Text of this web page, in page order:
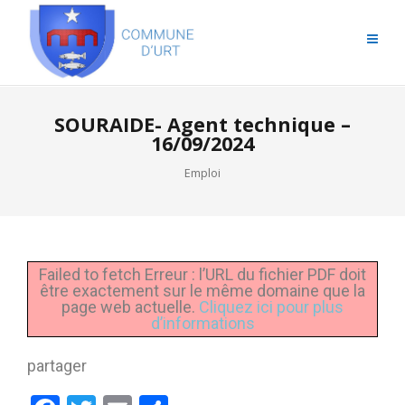
SOURAIDE- Agent technique –
16/09/2024
Emploi
Failed to fetch Erreur : l’URL du fichier PDF doit
être exactement sur le même domaine que la
page web actuelle. Cliquez ici pour plus
d’informations
partager